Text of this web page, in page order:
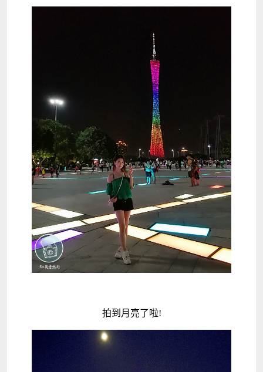
拍到月亮了啦!